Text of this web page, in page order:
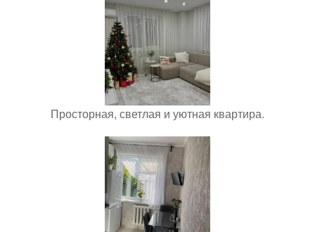
Просторная, светлая и уютная квартира.